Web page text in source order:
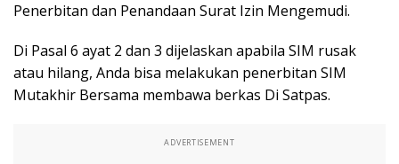
Penerbitan dan Penandaan Surat Izin Mengemudi.
Di Pasal 6 ayat 2 dan 3 dijelaskan apabila SIM rusak
atau hilang, Anda bisa melakukan penerbitan SIM
Mutakhir Bersama membawa berkas Di Satpas.
ADVERTISEMENT